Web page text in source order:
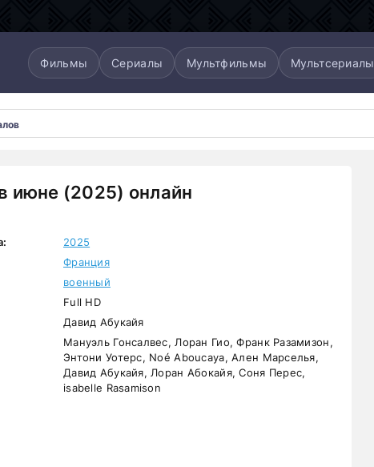
Фильмы Сериалы Мультфильмы Мультсериалы
июне (2025) онлайн
2025
Франция
военный
Full HD
Давид Абукайя
Мануэль Гонсалвес, Лоран Гио, Франк Разамизон,
Энтони Уотерс, Noé Aboucaya, Ален Марселья,
Давид Абукайя, Лоран Абокайя, Соня Перес,
isabelle Rasamison